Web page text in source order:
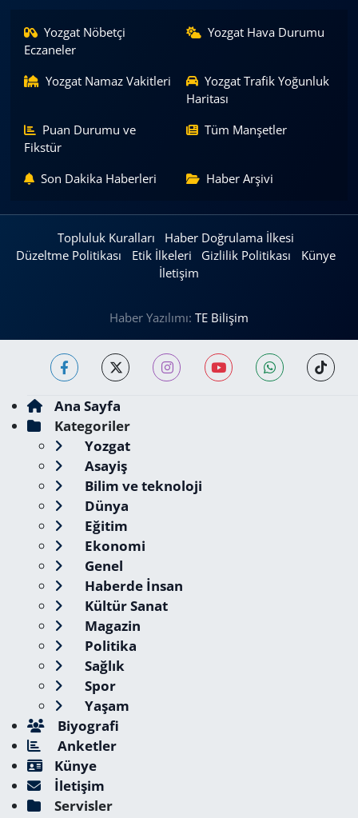
Yozgat Nöbetçi
Eczaneler
Yozgat Hava Durumu
Yozgat Namaz Vakitleri
Yozgat Trafik Yoğunluk
Haritası
Puan Durumu ve
Fikstür
Tüm Manşetler
Son Dakika Haberleri Haber Arşivi
Topluluk Kuralları
Haber Doğrulama İlkesi
Düzeltme Politikası
Etik İlkeleri Gizlilik Politikası
Künye
İletişim
Haber Yazılımı: TE Bilişim
Ana Sayfa
Kategoriler
Yozgat
Asayiş
Bilim ve teknoloji
Dünya
Eğitim
Ekonomi
Genel
Haberde İnsan
Kültür Sanat
Magazin
Politika
Sağlık
Spor
Yaşam
Biyografi
Anketler
Künye
İletişim
Servisler